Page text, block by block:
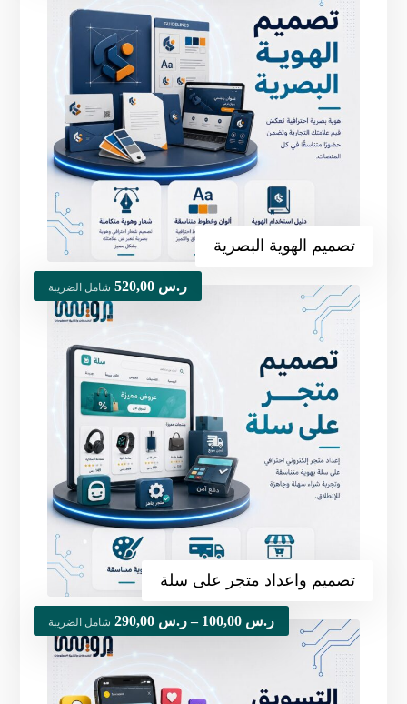
تصميم الهوية البصرية
تصميم واعداد متجر على سلة
ر.س شامل الضريبة
ر.س –ر.س شامل الضريبة